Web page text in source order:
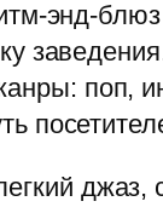
энд-
поп,
джаз,